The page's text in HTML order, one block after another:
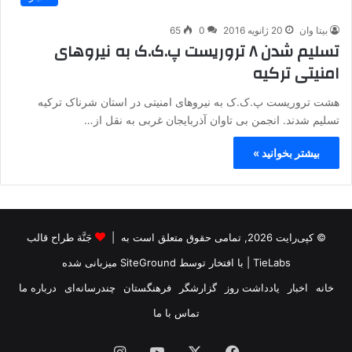
بیتا وان 20 ژانویه 2016 0
65
تسلیم شدن ۸ تروریست پ.ک.ک به نیروهای
امنیتی ترکیه
هشت تروریست پ.ک.ک به نیروهای امنیتی در استان شرناک ترکیه
تسلیم شدند. انجمن بی تاوان آذربایجان غربی به نقل از…
بیشتر بخوانید »
© کپی‌رایت 2026, تمامی حقوق متعلق است به |
جَنَّة طراح قالب
TieLabs | با افتخار توسط SiteGround میزبانی شده
خانه
اخبار یادداشت روز گزارشگر فرهنگستان چندرسانه‌ای
درباره ما
تماس با ما